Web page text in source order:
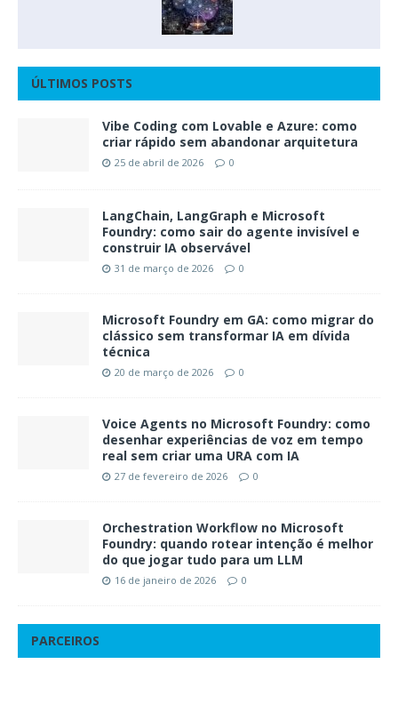
ÚLTIMOS POSTS
Vibe Coding com Lovable e Azure: como
criar rápido sem abandonar arquitetura
25 de abril de 2026 0
LangChain, LangGraph e Microsoft
Foundry: como sair do agente invisível e
construir IA observável
31 de março de 2026 0
Microsoft Foundry em GA: como migrar do
clássico sem transformar IA em dívida
técnica
20 de março de 2026 0
Voice Agents no Microsoft Foundry: como
desenhar experiências de voz em tempo
real sem criar uma URA com IA
27 de fevereiro de 2026 0
Orchestration Workflow no Microsoft
Foundry: quando rotear intenção é melhor
do que jogar tudo para um LLM
16 de janeiro de 2026 0
PARCEIROS